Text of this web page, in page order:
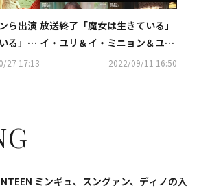
ら出演
る」衛
初放送
27 17:13
放送終了「魔女は生きている」
イ・ユリ＆イ・ミニョン＆ユ
ン・ソイ、苦労の末に掴んだ3
2022/09/11 16:50
ミンギュ、スングァン、ディノの入